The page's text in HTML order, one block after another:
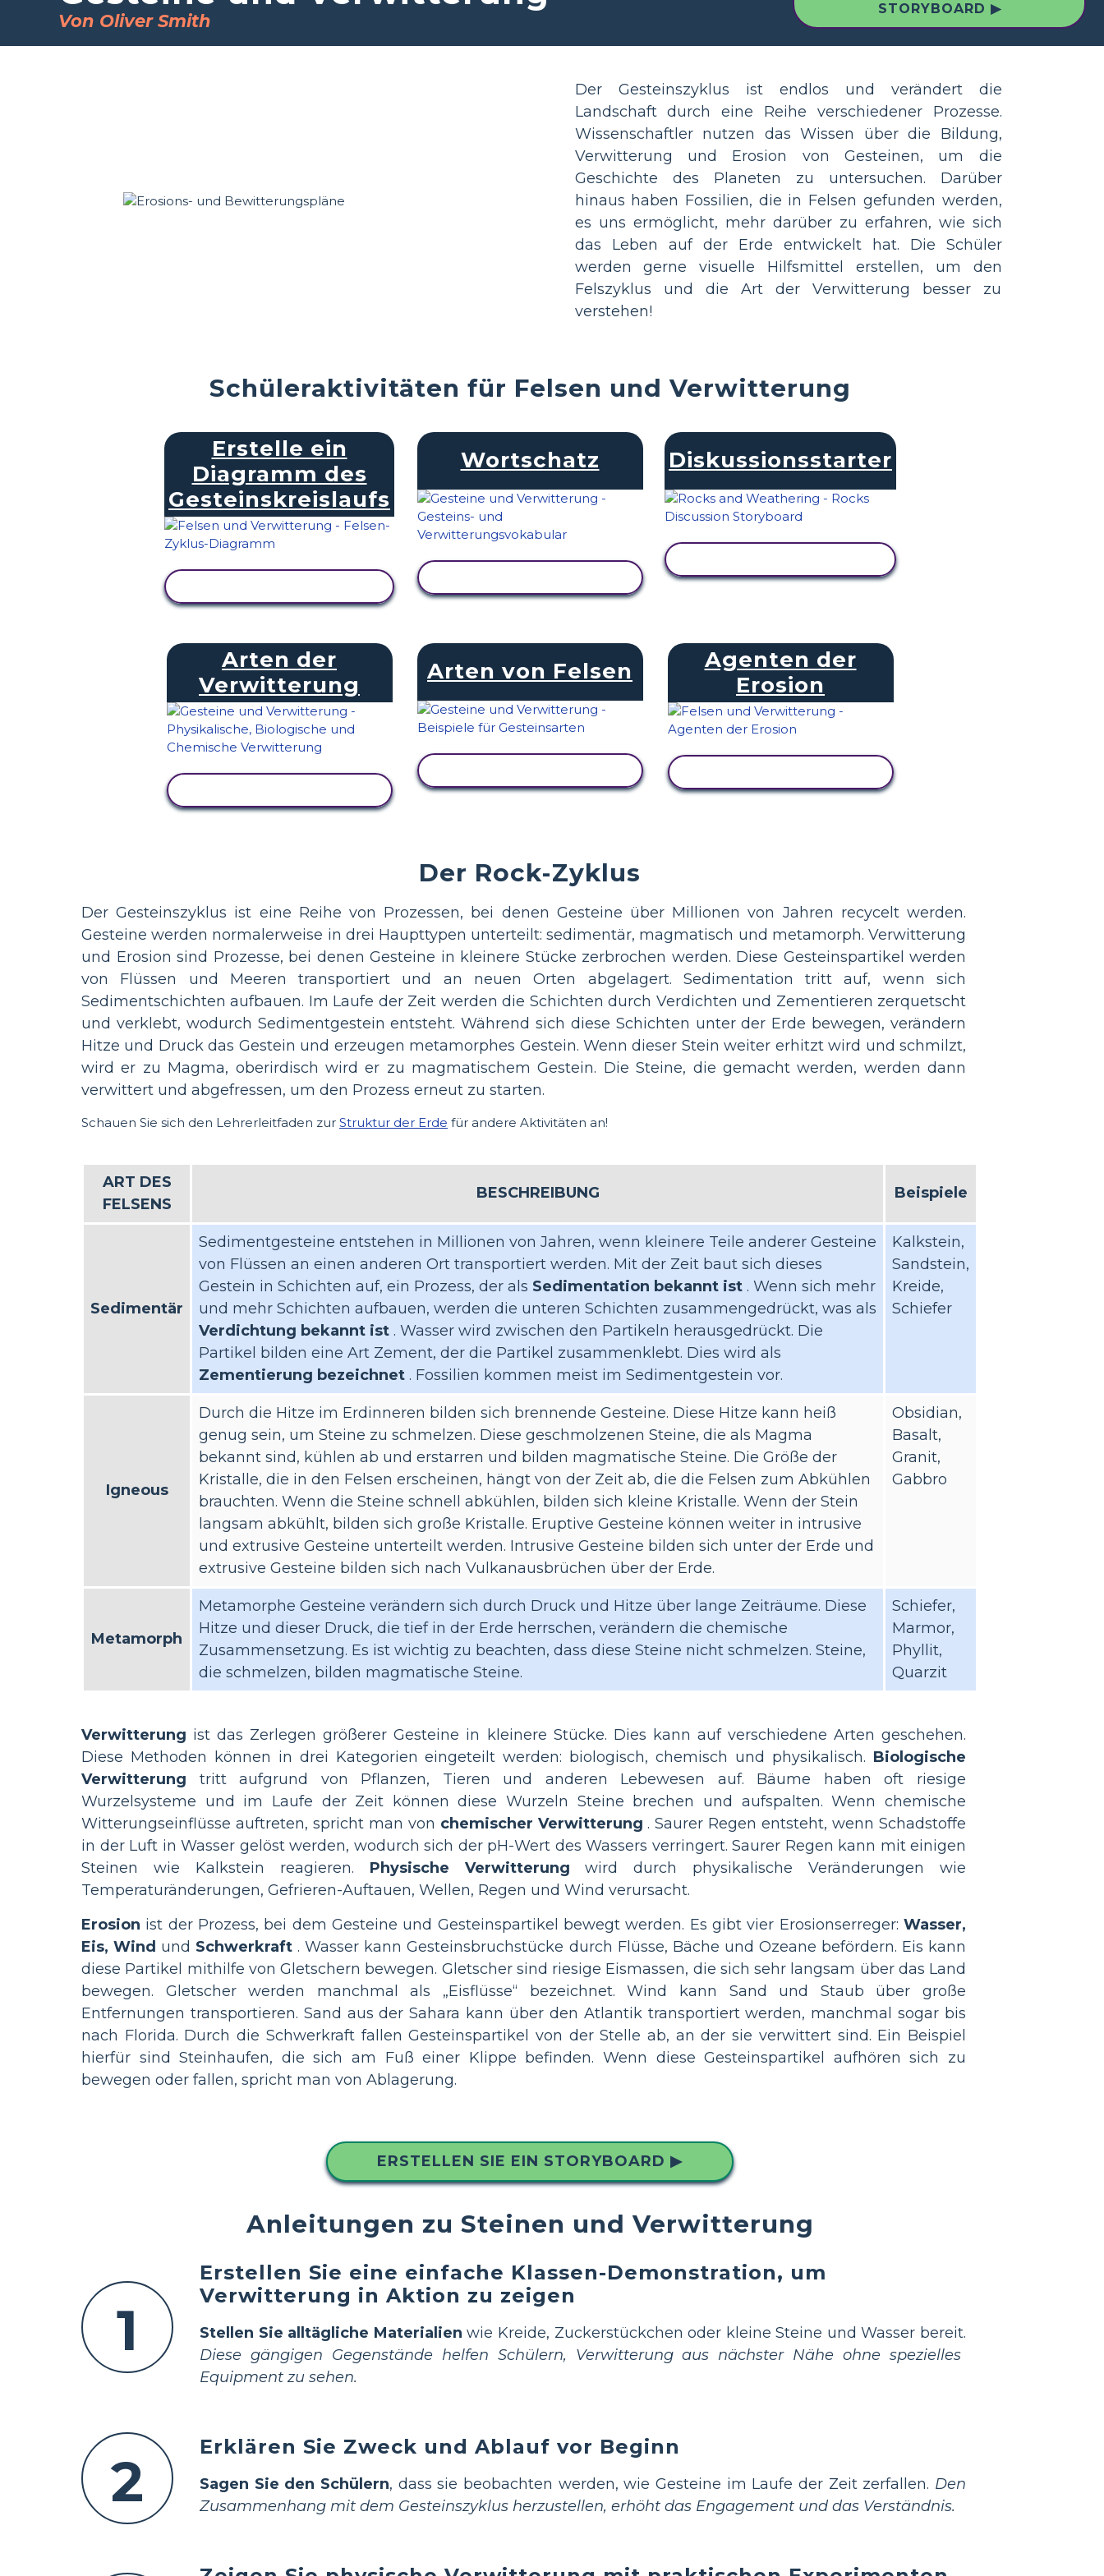
Von Oliver Smith
STORYBOARD ▶
Der Gesteinszyklus ist endlos und verändert die
Landschaft durch eine Reihe verschiedener Prozesse.
Wissenschaftler nutzen das Wissen über die Bildung,
Verwitterung und Erosion von Gesteinen, um die
Geschichte des Planeten zu untersuchen. Darüber
hinaus haben Fossilien, die in Felsen gefunden werden,
es uns ermöglicht, mehr darüber zu erfahren, wie sich
das Leben auf der Erde entwickelt hat. Die Schüler
werden gerne visuelle Hilfsmittel erstellen, um den
Felszyklus und die Art der Verwitterung besser zu
verstehen!
Schüleraktivitäten für Felsen und Verwitterung
Erstelle ein
Diagramm des
Gesteinskreislaufs
Wortschatz Diskussionsstarter
Arten der
Verwitterung
Arten von Felsen
Agenten der
Erosion
Der Rock-Zyklus
Der Gesteinszyklus ist eine Reihe von Prozessen, bei denen Gesteine über Millionen von Jahren recycelt werden.
Gesteine werden normalerweise in drei Haupttypen unterteilt: sedimentär, magmatisch und metamorph. Verwitterung
und Erosion sind Prozesse, bei denen Gesteine in kleinere Stücke zerbrochen werden. Diese Gesteinspartikel werden
von Flüssen und Meeren transportiert und an neuen Orten abgelagert. Sedimentation tritt auf, wenn sich
Sedimentschichten aufbauen. Im Laufe der Zeit werden die Schichten durch Verdichten und Zementieren zerquetscht
und verklebt, wodurch Sedimentgestein entsteht. Während sich diese Schichten unter der Erde bewegen, verändern
Hitze und Druck das Gestein und erzeugen metamorphes Gestein. Wenn dieser Stein weiter erhitzt wird und schmilzt,
wird er zu Magma, oberirdisch wird er zu magmatischem Gestein. Die Steine, die gemacht werden, werden dann
verwittert und abgefressen, um den Prozess erneut zu starten.
Schauen Sie sich den Lehrerleitfaden zur Struktur der Erde für andere Aktivitäten an!
ART DES
FELSENS
BESCHREIBUNG Beispiele
Sedimentär
Sedimentgesteine entstehen in Millionen von Jahren, wenn kleinere Teile anderer Gesteine
von Flüssen an einen anderen Ort transportiert werden. Mit der Zeit baut sich dieses
Gestein in Schichten auf, ein Prozess, der als Sedimentation bekannt ist . Wenn sich mehr
und mehr Schichten aufbauen, werden die unteren Schichten zusammengedrückt, was als
Verdichtung bekannt ist . Wasser wird zwischen den Partikeln herausgedrückt. Die
Partikel bilden eine Art Zement, der die Partikel zusammenklebt. Dies wird als
Zementierung bezeichnet . Fossilien kommen meist im Sedimentgestein vor.
Kalkstein,
Sandstein,
Kreide,
Schiefer
Igneous
Durch die Hitze im Erdinneren bilden sich brennende Gesteine. Diese Hitze kann heiß
genug sein, um Steine zu schmelzen. Diese geschmolzenen Steine, die als Magma
bekannt sind, kühlen ab und erstarren und bilden magmatische Steine. Die Größe der
Kristalle, die in den Felsen erscheinen, hängt von der Zeit ab, die die Felsen zum Abkühlen
brauchten. Wenn die Steine schnell abkühlen, bilden sich kleine Kristalle. Wenn der Stein
langsam abkühlt, bilden sich große Kristalle. Eruptive Gesteine können weiter in intrusive
und extrusive Gesteine unterteilt werden. Intrusive Gesteine bilden sich unter der Erde und
extrusive Gesteine bilden sich nach Vulkanausbrüchen über der Erde.
Obsidian,
Basalt,
Granit,
Gabbro
Metamorph
Metamorphe Gesteine verändern sich durch Druck und Hitze über lange Zeiträume. Diese
Hitze und dieser Druck, die tief in der Erde herrschen, verändern die chemische
Zusammensetzung. Es ist wichtig zu beachten, dass diese Steine nicht schmelzen. Steine,
die schmelzen, bilden magmatische Steine.
Schiefer,
Marmor,
Phyllit,
Quarzit
Verwitterung ist das Zerlegen größerer Gesteine in kleinere Stücke. Dies kann auf verschiedene Arten geschehen.
Diese Methoden können in drei Kategorien eingeteilt werden: biologisch, chemisch und physikalisch. Biologische
Verwitterung tritt aufgrund von Pflanzen, Tieren und anderen Lebewesen auf. Bäume haben oft riesige
Wurzelsysteme und im Laufe der Zeit können diese Wurzeln Steine brechen und aufspalten. Wenn chemische
Witterungseinflüsse auftreten, spricht man von chemischer Verwitterung . Saurer Regen entsteht, wenn Schadstoffe
in der Luft in Wasser gelöst werden, wodurch sich der pH-Wert des Wassers verringert. Saurer Regen kann mit einigen
Steinen wie Kalkstein reagieren. Physische Verwitterung wird durch physikalische Veränderungen wie
Temperaturänderungen, Gefrieren-Auftauen, Wellen, Regen und Wind verursacht.
Erosion ist der Prozess, bei dem Gesteine und Gesteinspartikel bewegt werden. Es gibt vier Erosionserreger: Wasser,
Eis, Wind und Schwerkraft . Wasser kann Gesteinsbruchstücke durch Flüsse, Bäche und Ozeane befördern. Eis kann
diese Partikel mithilfe von Gletschern bewegen. Gletscher sind riesige Eismassen, die sich sehr langsam über das Land
bewegen. Gletscher werden manchmal als „Eisflüsse“ bezeichnet. Wind kann Sand und Staub über große
Entfernungen transportieren. Sand aus der Sahara kann über den Atlantik transportiert werden, manchmal sogar bis
nach Florida. Durch die Schwerkraft fallen Gesteinspartikel von der Stelle ab, an der sie verwittert sind. Ein Beispiel
hierfür sind Steinhaufen, die sich am Fuß einer Klippe befinden. Wenn diese Gesteinspartikel aufhören sich zu
bewegen oder fallen, spricht man von Ablagerung.
ERSTELLEN SIE EIN STORYBOARD ▶
Anleitungen zu Steinen und Verwitterung
1
Erstellen Sie eine einfache Klassen-Demonstration, um
Verwitterung in Aktion zu zeigen
Stellen Sie alltägliche Materialien wie Kreide, Zuckerstückchen oder kleine Steine und Wasser bereit.
Diese gängigen Gegenstände helfen Schülern, Verwitterung aus nächster Nähe ohne spezielles
Equipment zu sehen.
2
Erklären Sie Zweck und Ablauf vor Beginn
Sagen Sie den Schülern, dass sie beobachten werden, wie Gesteine im Laufe der Zeit zerfallen. Den
Zusammenhang mit dem Gesteinszyklus herzustellen, erhöht das Engagement und das Verständnis.